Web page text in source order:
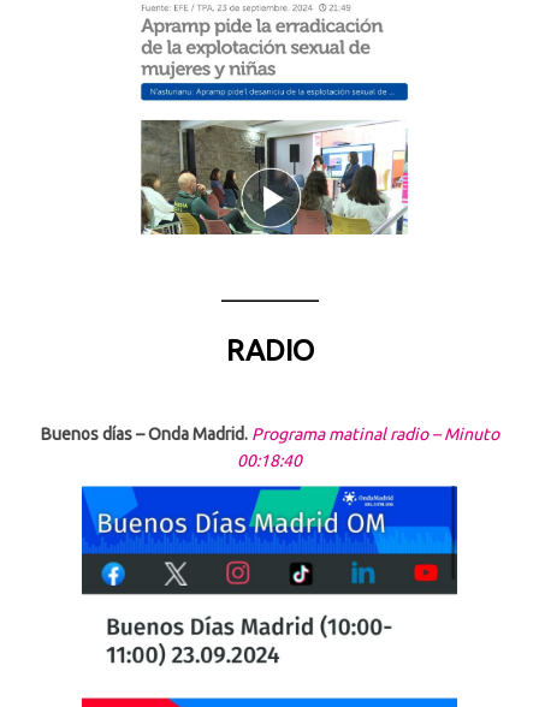
————–
RADIO
Buenos días – Onda Madrid. Programa matinal radio – Minuto
00:18:40